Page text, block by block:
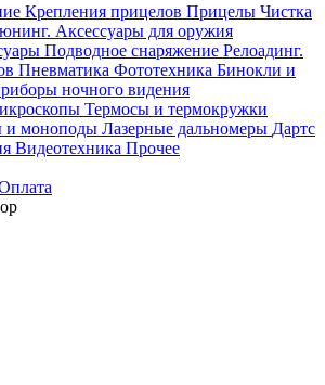
Крепления прицелов Прицелы Чистка
Аксессуары для оружия
Подводное снаряжение Релоадинг.
Пневматика Фототехника Бинокли и
ночного видения
Термосы и термокружки
и моноподы Лазерные дальномеры Дартс
Видеотехника Прочее